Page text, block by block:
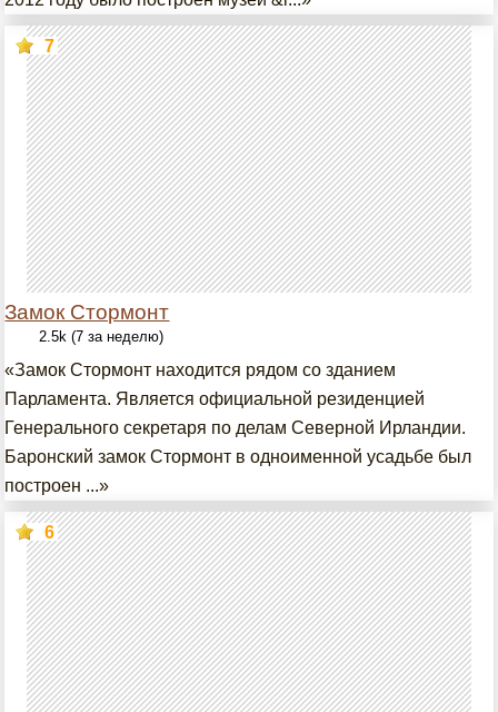
Замок Стормонт
7
2.5k (7 за неделю)
«Замок Стормонт находится рядом со зданием
Парламента. Является официальной резиденцией
Генерального секретаря по делам Северной Ирландии.
Баронский замок Стормонт в одноименной усадьбе был
построен ...»
6